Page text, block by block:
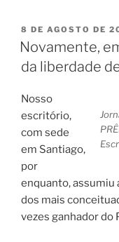
PUBLICADO
EM
8 DE AGOSTO DE
Novamente,
da liberdade
Nosso
escritório,
com sede
em Santiago,
por
enquanto, assumiu
dos mais
vezes ganhador do